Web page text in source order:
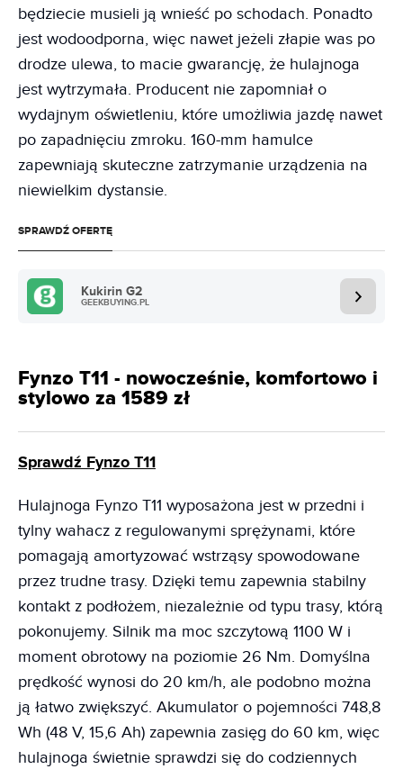
będziecie musieli ją wnieść po schodach. Ponadto
jest wodoodporna, więc nawet jeżeli złapie was po
drodze ulewa, to macie gwarancję, że hulajnoga
jest wytrzymała. Producent nie zapomniał o
wydajnym oświetleniu, które umożliwia jazdę nawet
po zapadnięciu zmroku. 160-mm hamulce
zapewniają skuteczne zatrzymanie urządzenia na
niewielkim dystansie.
SPRAWDŹ OFERTĘ
Kukirin G2
GEEKBUYING.PL
Fynzo T11 - nowocześnie, komfortowo i
stylowo za 1589 zł
Sprawdź Fynzo T11
Hulajnoga Fynzo T11 wyposażona jest w przedni i
tylny wahacz z regulowanymi sprężynami, które
pomagają amortyzować wstrząsy spowodowane
przez trudne trasy. Dzięki temu zapewnia stabilny
kontakt z podłożem, niezależnie od typu trasy, którą
pokonujemy. Silnik ma moc szczytową 1100 W i
moment obrotowy na poziomie 26 Nm. Domyślna
prędkość wynosi do 20 km/h, ale podobno można
ją łatwo zwiększyć. Akumulator o pojemności 748,8
Wh (48 V, 15,6 Ah) zapewnia zasięg do 60 km, więc
hulajnoga świetnie sprawdzi się do codziennych